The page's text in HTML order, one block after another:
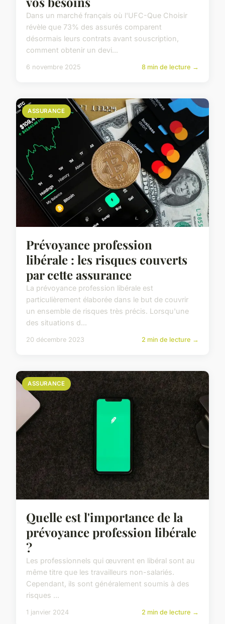
Dans un marché français où l'UFC-Que Choisir
révèle que 73% des assurés comparent
désormais leurs contrats avant souscription,
comment obtenir un devi...
6 novembre 2025 8 min de lecture →
ASSURANCE
Prévoyance profession
libérale : les risques couverts
par cette assurance
La prévoyance profession libérale est
particulièrement élaborée dans le but de couvrir
un ensemble de risques très précis. Lorsqu'une
des situations d...
20 décembre 2023 2 min de lecture →
ASSURANCE
Quelle est l'importance de la
prévoyance profession libérale
?
Les professionnels qui œuvrent en libéral sont au
même titre que les travailleurs non-salariés.
Cependant, ils sont généralement soumis à des
risques ...
1 janvier 2024 2 min de lecture →